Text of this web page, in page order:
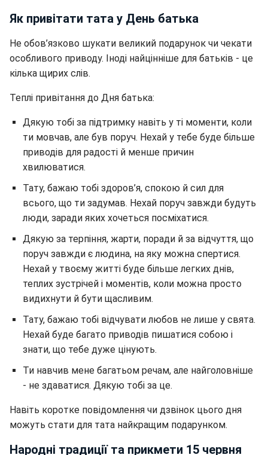
Як привітати тата у День батька
Не обов’язково шукати великий подарунок чи чекати
особливого приводу. Іноді найцінніше для батьків - це
кілька щирих слів.
Теплі привітання до Дня батька:
Дякую тобі за підтримку навіть у ті моменти, коли
ти мовчав, але був поруч. Нехай у тебе буде більше
приводів для радості й менше причин
хвилюватися.
Тату, бажаю тобі здоров’я, спокою й сил для
всього, що ти задумав. Нехай поруч завжди будуть
люди, заради яких хочеться посміхатися.
Дякую за терпіння, жарти, поради й за відчуття, що
поруч завжди є людина, на яку можна спертися.
Нехай у твоєму житті буде більше легких днів,
теплих зустрічей і моментів, коли можна просто
видихнути й бути щасливим.
Тату, бажаю тобі відчувати любов не лише у свята.
Нехай буде багато приводів пишатися собою і
знати, що тебе дуже цінують.
Ти навчив мене багатьом речам, але найголовніше
- не здаватися. Дякую тобі за це.
Навіть коротке повідомлення чи дзвінок цього дня
можуть стати для тата найкращим подарунком.
Народні традиції та прикмети 15 червня